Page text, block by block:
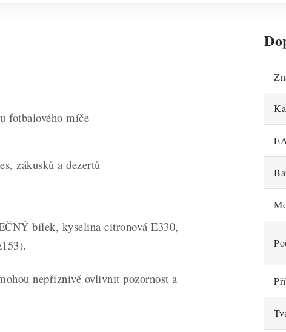
fotbalového míče
zákusků a dezertů
bílek, kyselina citronová E330,
nepříznivě ovlivnit pozornost a